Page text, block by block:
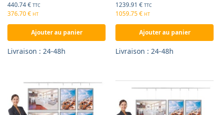
440.74€ TTC
376.70€ HT
Ajouter au panier
Livraison : 24-48h
1239.91 € TTC
1059.75€ HT
Ajouter au panier
Livraison : 24-48h